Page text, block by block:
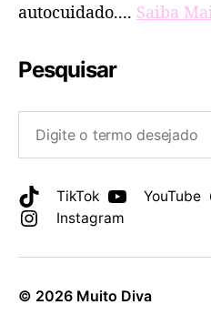
autocuidado.... Saiba
Pesquisar
TikTok YouTube
Instagram
© 2026 Muito Diva